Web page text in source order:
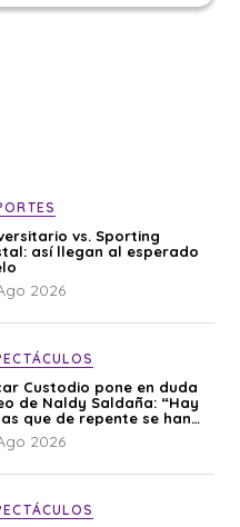
vs. Sporting
así llegan al esperado
2026
Custodio pone en duda
de Naldy Saldaña: “Hay
que de repente se han
2026